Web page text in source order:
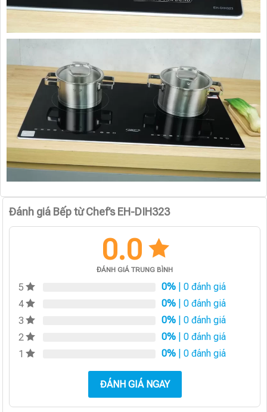
Đánh giá Bếp từ Chef’s EH-DIH323
0.0
ĐÁNH GIÁ TRUNG BÌNH
5 0% | 0 đánh giá
4
0% | 0 đánh giá
3
0% | 0 đánh giá
2
0% | 0 đánh giá
1
0% | 0 đánh giá
ĐÁNH GIÁ NGAY